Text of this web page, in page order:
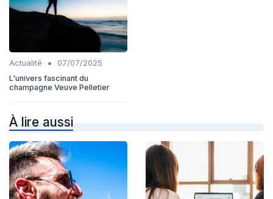
Actualité •
07/07/2025
L'univers fascinant du
champagne Veuve Pelletier
À lire aussi